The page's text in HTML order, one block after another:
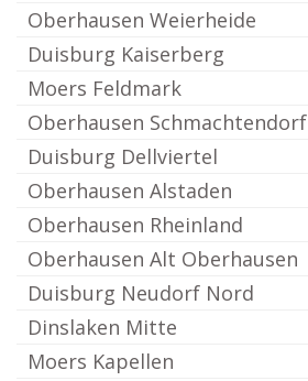
Oberhausen Weierheide
Duisburg Kaiserberg
Moers Feldmark
Oberhausen Schmachtendorf
Duisburg Dellviertel
Oberhausen Alstaden
Oberhausen Rheinland
Oberhausen Alt Oberhausen
Duisburg Neudorf Nord
Dinslaken Mitte
Moers Kapellen